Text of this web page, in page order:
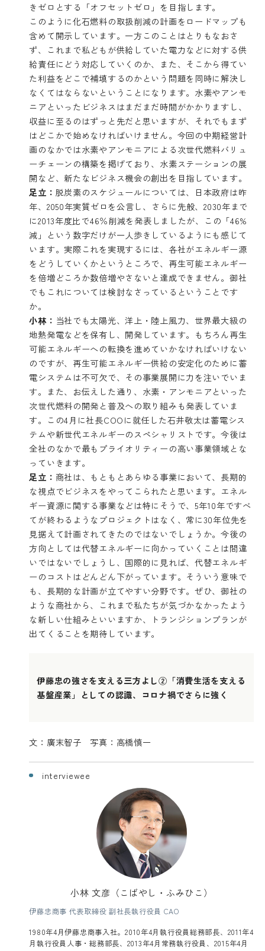
きゼロとする「オフセットゼロ」を目指します。
このように化石燃料の取扱削減の計画をロードマップも
含めて開示しています。一方このことはとりもなおさ
ず、これまで私どもが供給していた電力などに対する供
給責任にどう対応していくのか、また、そこから得てい
た利益をどこで補填するのかという問題を同時に解決し
なくてはならないということになります。水素やアンモ
ニアといったビジネスはまだまだ時間がかかりますし、
収益に至るのはずっと先だと思いますが、それでもまず
はどこかで始めなければいけません。今回の中期経営計
画のなかでは水素やアンモニアによる次世代燃料バリュ
ーチェーンの構築を掲げており、水素ステーションの展
開など、新たなビジネス機会の創出を目指しています。
足立： 脱炭素のスケジュールについては、日本政府は昨
年、2050年実質ゼロを公言し、さらに先般、2030年まで
に2013年度比で46％削減を発表しましたが、この「46%
減」という数字だけが一人歩きしているようにも感じて
います。実際これを実現するには、各社がエネルギー源
をどうしていくかというところで、再生可能エネルギー
を倍増どころか数倍増やさないと達成できません。御社
でもこれについては検討なさっているということです
か。
小林： 当社でも太陽光、洋上・陸上風力、世界最大級の
地熱発電などを保有し、開発しています。もちろん再生
可能エネルギーへの転換を進めていかなければいけない
のですが、再生可能エネルギー供給の安定化のために蓄
電システムは不可欠で、その事業展開に力を注いでいま
す。また、お伝えした通り、水素・アンモニアといった
次世代燃料の開発と普及への取り組みも発表していま
す。この4月に社長COOに就任した石井敬太は蓄電シス
テムや新世代エネルギーのスペシャリストです。今後は
全社のなかで最もプライオリティーの高い事業領域とな
っていきます。
足立： 商社は、もともとあらゆる事業において、長期的
な視点でビジネスをやってこられたと思います。エネル
ギー資源に関する事業などは特にそうで、5年10年ですべ
てが終わるようなプロジェクトはなく、常に30年位先を
見据えて計画されてきたのではないでしょうか。今後の
方向としては代替エネルギーに向かっていくことは間違
いではないでしょうし、国際的に見れば、代替エネルギ
ーのコストはどんどん下がっています。そういう意味で
も、長期的な計画が立てやすい分野です。ぜひ、御社の
ような商社から、これまで私たちが気づかなかったよう
な新しい仕組みといいますか、トランジションプランが
出てくることを期待しています。
伊藤忠の強さを支える三方よし②「消費生活を支える
基盤産業」としての認識、コロナ禍でさらに強く
文：廣末智子 写真：高橋慎一
interviewee
小林 文彦（こばやし・ふみひこ）
伊藤忠商事 代表取締役 副社長執行役員 CAO
1980年4月伊藤忠商事入社。2010年4月執行役員総務部長、2011年4
月執行役員人事・総務部長、2013年4月常務執行役員、2015年4月